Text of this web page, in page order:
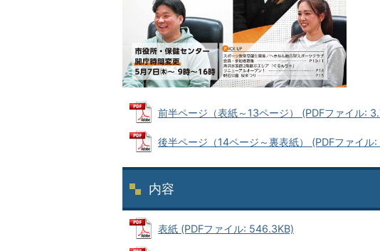
前半ページ（表紙～13ページ） (PDFファイル:
後半ページ（14ページ～裏表紙） (PDFファイル
内容
表紙 (PDFファイル: 546.3KB)